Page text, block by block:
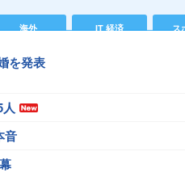
海外 IT 経済 ス
を発表
音